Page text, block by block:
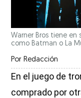
Warner Bros tiene en
como Batman o La
Por Redacción
En el juego de
comprado por